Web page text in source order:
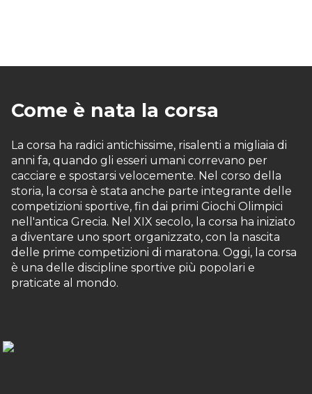
Come è nata la corsa
La corsa ha radici antichissime, risalenti a migliaia di
anni fa, quando gli esseri umani correvano per
cacciare e spostarsi velocemente. Nel corso della
storia, la corsa è stata anche parte integrante delle
competizioni sportive, fin dai primi Giochi Olimpici
nell'antica Grecia. Nel XIX secolo, la corsa ha iniziato
a diventare uno sport organizzato, con la nascita
delle prime competizioni di maratona. Oggi, la corsa
è una delle discipline sportive più popolari e
praticate al mondo.